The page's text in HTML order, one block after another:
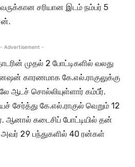
சரியான இடம் நம்பர் 5
- Advertisement -
முதல் 2 போட்டிகளில் வலது
காரணமாக கே.எல்.ராகுலுக்கு
ஆடச் சொல்லியுள்ளார் கம்பீர்.
சேர்த்து கே.எல்.ராகுல் வெறும் 12
ஆனால் கடைசிப் போட்டியில் தன்
29 பந்துகளில் 40 ரன்கள்